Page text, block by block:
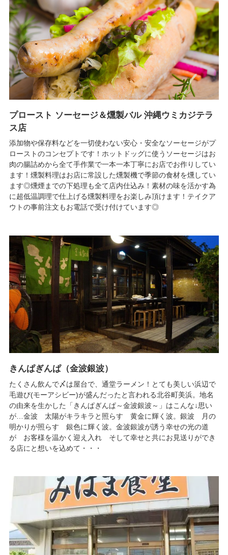
プロースト ソーセージ＆燻製バル 沖縄ウミカジテラ
ス店
添加物や保存料などを一切使わない安心・安全なソーセージがプ
ローストのコンセプトです！ホットドッグに使うソーセージはお
肉の腸詰めから全て手作業で一本一本丁寧にお店でお作りしてい
ます！燻製料理はお店に常設した燻製機で季節の食材を燻してい
ます◎燻煙までの下処理も全て店内仕込み！素材の味を活かす為
に超低温調理で仕上げる燻製料理をお楽しみ頂けます！テイクア
ウトの事前注文もお電話で受け付けています◎
きんぱぎんぱ（金波銀波）
たくさん飲んで〆は屋台で、通堂ラーメン！とても美しい浜辺で
毛遊び(モーアシビー)が盛んだったと言われる北谷町美浜。地名
の由来を生かした「きんぱぎんぱ～金波銀波～」はこんな↓思い
が…金波 太陽がキラキラと照らす 黄金に輝く波。銀波 月の
明かりが照らす 銀色に輝く波。金波銀波が誘う幸せの光の道
が お客様を温かく迎え入れ そして幸せと共にお見送りができ
る店にと想いを込めて・・・